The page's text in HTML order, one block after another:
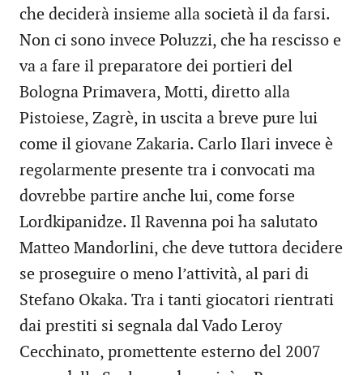
che deciderà insieme alla società il da farsi.
Non ci sono invece Poluzzi, che ha rescisso e
va a fare il preparatore dei portieri del
Bologna Primavera, Motti, diretto alla
Pistoiese, Zagrè, in uscita a breve pure lui
come il giovane Zakaria. Carlo Ilari invece è
regolarmente presente tra i convocati ma
dovrebbe partire anche lui, come forse
Lordkipanidze. Il Ravenna poi ha salutato
Matteo Mandorlini, che deve tuttora decidere
se proseguire o meno l’attività, al pari di
Stefano Okaka. Tra i tanti giocatori rientrati
dai prestiti si segnala dal Vado Leroy
Cecchinato, promettente esterno del 2007